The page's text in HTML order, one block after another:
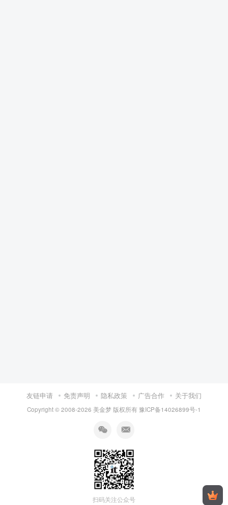
友链申请 免责声明 隐私政策 广告合作 关于我们
Copyright © 2008-2026 美金梦 版权所有 豫ICP备14026899号-1
扫码关注公众号